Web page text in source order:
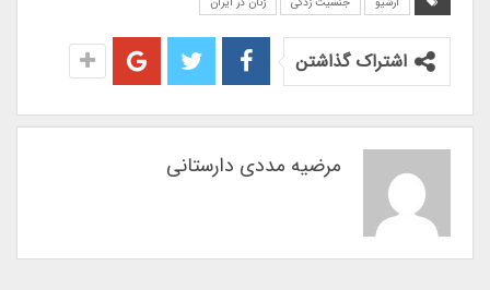
اشتراک گذاشتن
مرضیه مددی دارستانی